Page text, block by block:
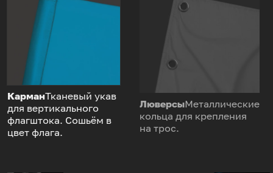
КарманТканевый укав
для вертикального
флагштока. Сошьём в
цвет флага.
ЛюверсыМеталлические
кольца для крепления
на трос.